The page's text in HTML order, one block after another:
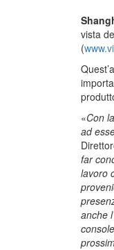
vista
(
«Con
ad
far
lavoro
anche